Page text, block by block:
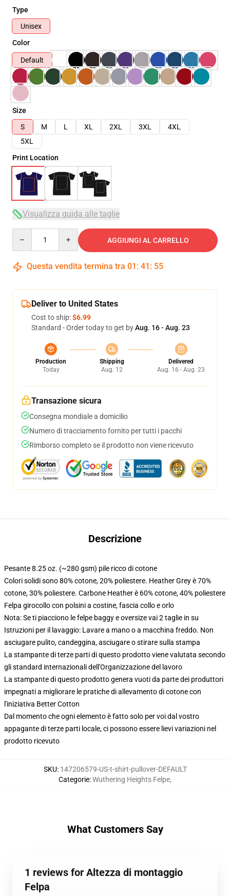
Type
Unisex
Color
Default
Size
S
M L XL 2XL 3XL
4XL
5XL
Print Location
Visualizza guida alle taglie
AGGIUNGI AL CARRELLO
Questa vendita termina tra 01 : 41 : 54
Deliver to United States
Cost to ship:$6.99
Standard - Order today to get byAug. 16 - Aug. 23
Production
Today
Shipping
Aug. 12
Delivered
Aug. 16 - Aug. 23
Transazione sicura
Consegna mondiale a domicilio
Numero di tracciamento fornito per tutti i pacchi
Rimborso completo se il prodotto non viene ricevuto
Descrizione
Pesante 8.25 oz. (~280 gsm) pile ricco di cotone
Colori solidi sono 80% cotone, 20% poliestere. Heather Grey è 70%
cotone, 30% poliestere. Carbone Heather è 60% cotone, 40% poliestere
Felpa girocollo con polsini a costine, fascia collo e orlo
Nota: Se ti piacciono le felpe baggy e oversize vai 2 taglie in su
Istruzioni per il lavaggio: Lavare a mano o a macchina freddo. Non
asciugare pulito, candeggina, asciugare o stirare sulla stampa
La stampante di terze parti di questo prodotto viene valutata secondo
gli standard internazionali dell'Organizzazione del lavoro
La stampante di questo prodotto genera vuoti da parte dei produttori
impegnati a migliorare le pratiche di allevamento di cotone con
l'iniziativa Better Cotton
Dal momento che ogni elemento è fatto solo per voi dal vostro
appagante di terze parti locale, ci possono essere lievi variazioni nel
prodotto ricevuto
SKU: 147206579-US-t-shirt-pullover-DEFAULT
Categorie:Wuthering Heights Felpe,
What Customers Say
1 reviews for Altezza di montaggio
Felpa